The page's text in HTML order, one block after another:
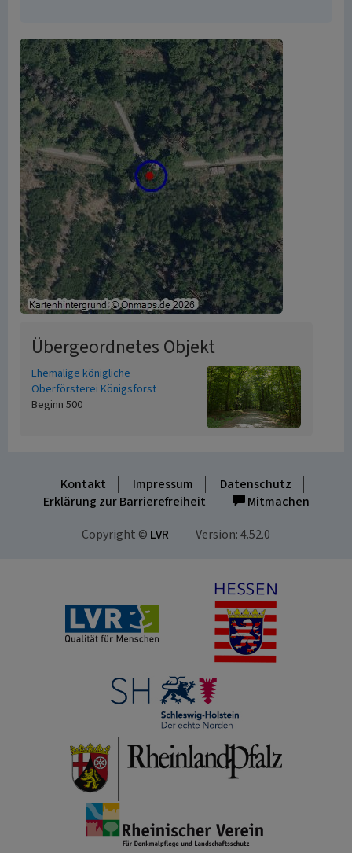
Übergeordnetes Objekt
Ehemalige königliche
Oberförsterei Königsforst
Beginn 500
Kontakt Impressum
Datenschutz
Erklärung zur Barrierefreiheit
Mitmachen
Copyright © LVR Version: 4.52.0